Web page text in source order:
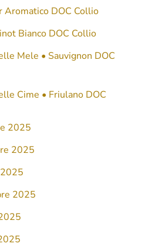
Aromatico DOC Collio
Bianco DOC Collio
Mele • Sauvignon DOC
Cime • Friulano DOC
2025
2025
2025